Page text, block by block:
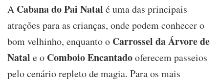
A Cabana do Pai Natal é uma das principais
atrações para as crianças, onde podem conhecer o
bom velhinho, enquanto o Carrossel da Árvore de
Natal e o Comboio Encantadooferecem passeios
pelo cenário repleto de magia. Para os mais